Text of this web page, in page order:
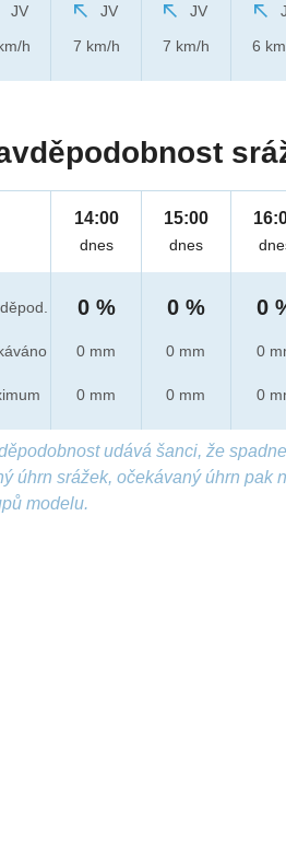
JV
h
JV
7 km/h
JV
7 km/h
6
14:00
dnes
0 %
0 mm
0 mm
15:00
dnes
0 %
0 mm
0 mm
0
0
0
udává šanci, že
úhrn srážek, očekávaný úhrn pak
modelu.